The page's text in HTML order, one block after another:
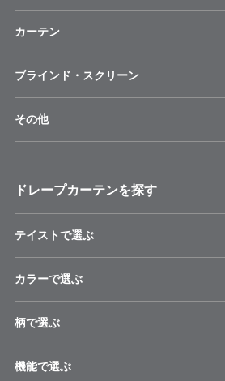
カーテン
ブラインド・スクリーン
その他
ドレープカーテンを探す
テイストで選ぶ
カラーで選ぶ
柄で選ぶ
機能で選ぶ